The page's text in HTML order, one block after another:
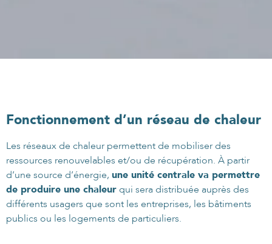
Fonctionnement d’un réseau de chaleur
Les réseaux de chaleur permettent de mobiliser des
ressources renouvelables et/ou de récupération. À partir
d’une source d’énergie, une unité centrale va permettre
de produire une chaleurqui sera distribuée auprès des
différents usagers que sont les entreprises, les bâtiments
publics ou les logements de particuliers.